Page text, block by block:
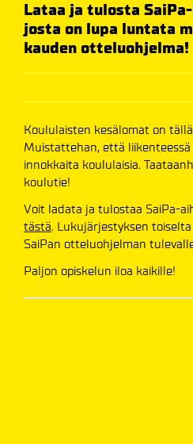
Lataa ja tulosta
josta on lupa luntata
kauden otteluohjelma!
Koululaisten kesälomat on
Muistattehan, että liikenteessä
innokkaita koululaisia.
koulutie!
Voit ladata ja tulostaa SaiPa-
tästä. Lukujärjestyksen
SaiPan otteluohjelman
Paljon opiskelun iloa kaikille!